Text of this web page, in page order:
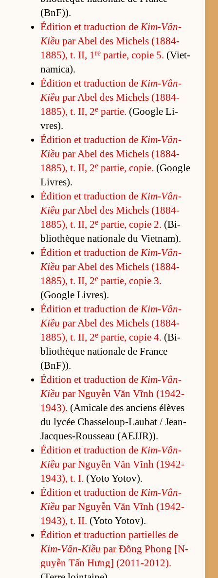
(BnF)).
Édi­tion et tra­duc­tion de Kim-Vân-
Kiều par Abel des Mi­chels (1884-
1885), t. II, 1 repar­tie, co­pie 5. (Viet­
na­mi­ca).
Édi­tion et tra­duc­tion de Kim-Vân-
Kiều par Abel des Mi­chels (1884-
1885), t. II, 2epar­tie. (Google Li­
vres).
Édi­tion et tra­duc­tion de Kim-Vân-
Kiều par Abel des Mi­chels (1884-
1885), t. II, 2epar­tie, co­pie. (Google
Li­vres).
Édi­tion et tra­duc­tion de Kim-Vân-
Kiều par Abel des Mi­chels (1884-
1885), t. II, 2epar­tie, co­pie 2. (Bi­
blio­thèque na­tio­nale du Viet­nam).
Édi­tion et tra­duc­tion de Kim-Vân-
Kiều par Abel des Mi­chels (1884-
1885), t. II, 2epar­tie, co­pie 3.
(Google Li­vres).
Édi­tion et tra­duc­tion de Kim-Vân-
Kiều par Abel des Mi­chels (1884-
1885), t. II, 2epar­tie, co­pie 4. (Bi­
blio­thèque na­tio­nale de France
(BnF)).
Édi­tion et tra­duc­tion de Kim-Vân-
Kiều par Nguyễn Văn Vĩnh (1942-
1943). (A­mi­cale des an­ciens élèves
du ly­cée Chas­se­loup-Lau­bat / Jean-
Jacques-Rous­seau (AEJJR)).
Édi­tion et tra­duc­tion de Kim-Vân-
Kiều par Nguyễn Văn Vĩnh (1942-
1943), t. I. (Yoto Yo­tov).
Édi­tion et tra­duc­tion de Kim-Vân-
Kiều par Nguyễn Văn Vĩnh (1942-
1943), t. II. (Yoto Yo­tov).
Édi­tion et tra­duc­tion par­tielles de
Kim-Vân-Kiều par Đông Phong [N­
guyễn Tấn Hưng] (2011-2012).